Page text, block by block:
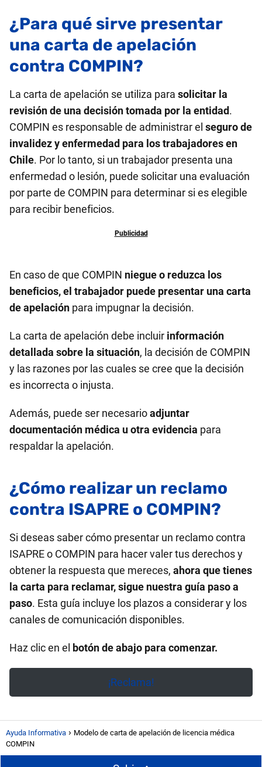
¿Para qué sirve presentar
una carta de apelación
contra COMPIN?
La carta de apelación se utiliza para solicitar la
revisión de una decisión tomada por la entidad.
COMPIN es responsable de administrar el seguro de
invalidez y enfermedad para los trabajadores en
Chile. Por lo tanto, si un trabajador presenta una
enfermedad o lesión, puede solicitar una evaluación
por parte de COMPIN para determinar si es elegible
para recibir beneficios.
En caso de que COMPIN niegue o reduzca los
beneficios, el trabajador puede presentar una carta
de apelación para impugnar la decisión.
La carta de apelación debe incluir información
detallada sobre la situación, la decisión de COMPIN
y las razones por las cuales se cree que la decisión
es incorrecta o injusta.
Además, puede ser necesarioadjuntar
documentación médica u otra evidencia para
respaldar la apelación.
¿Cómo realizar un reclamo
contra ISAPRE o COMPIN?
Si deseas saber cómo presentar un reclamo contra
ISAPRE o COMPIN para hacer valer tus derechos y
obtener la respuesta que mereces, ahora que tienes
la carta para reclamar, sigue nuestra guía paso a
paso. Esta guía incluye los plazos a considerar y los
canales de comunicación disponibles.
Haz clic en el botón de abajo para comenzar.
¡Reclama!
Ayuda Informativa
Modelo de carta de apelación de licencia médica
COMPIN